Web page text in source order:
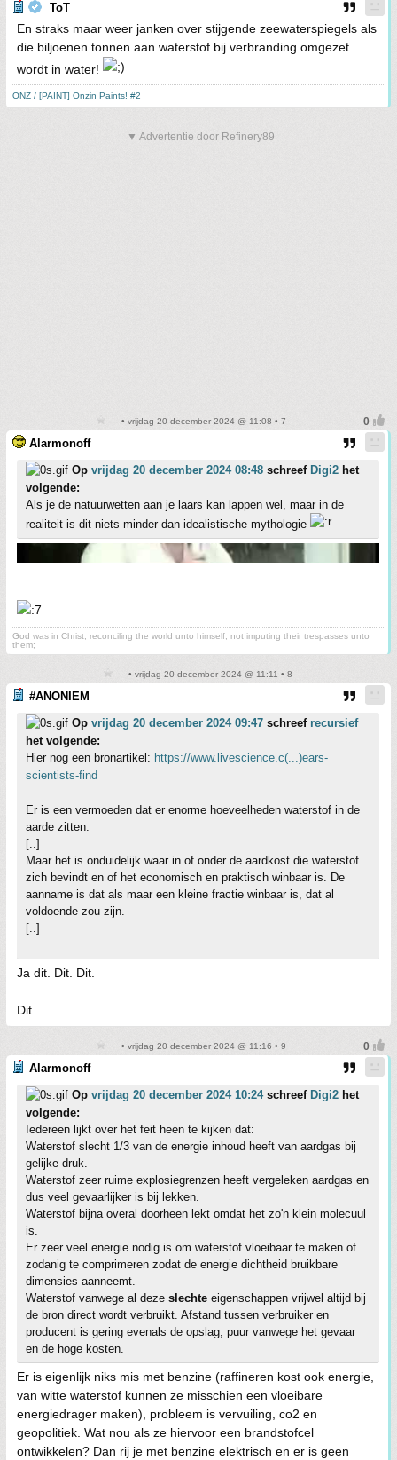
ToT
En straks maar weer janken over stijgende zeewaterspiegels als
die biljoenen tonnen aan waterstof bij verbranding omgezet
wordt in water!
ONZ / [PAINT] Onzin Paints! #2
▼ Advertentie door Refinery89
• vrijdag 20 december 2024 @ 11:08 • 7
Alarmonoff
Op vrijdag 20 december 2024 08:48 schreef Digi2 het
volgende:
Als je de natuurwetten aan je laars kan lappen wel, maar in de
realiteit is dit niets minder dan idealistische mythologie
God was in Christ, reconciling the world unto himself, not imputing their trespasses unto
them;
• vrijdag 20 december 2024 @ 11:11 • 8
#ANONIEM
Op vrijdag 20 december 2024 09:47 schreef recursief
het volgende:
Hier nog een bronartikel: https://www.livescience.c(...)ears-
scientists-find
Er is een vermoeden dat er enorme hoeveelheden waterstof in de
aarde zitten:
[..]
Maar het is onduidelijk waar in of onder de aardkost die waterstof
zich bevindt en of het economisch en praktisch winbaar is. De
aanname is dat als maar een kleine fractie winbaar is, dat al
voldoende zou zijn.
[..]
Ja dit. Dit. Dit.
Dit.
• vrijdag 20 december 2024 @ 11:16 • 9
Alarmonoff
Op vrijdag 20 december 2024 10:24schreef Digi2 het
volgende:
Iedereen lijkt over het feit heen te kijken dat:
Waterstof slecht 1/3 van de energie inhoud heeft van aardgas bij
gelijke druk.
Waterstof zeer ruime explosiegrenzen heeft vergeleken aardgas en
dus veel gevaarlijker is bij lekken.
Waterstof bijna overal doorheen lekt omdat het zo'n klein molecuul
is.
Er zeer veel energie nodig is om waterstof vloeibaar te maken of
zodanig te comprimeren zodat de energie dichtheid bruikbare
dimensies aanneemt.
Waterstof vanwege al deze slechte eigenschappen vrijwel altijd bij
de bron direct wordt verbruikt. Afstand tussen verbruiker en
producent is gering evenals de opslag, puur vanwege het gevaar
en de hoge kosten.
Er is eigenlijk niks mis met benzine (raffineren kost ook energie,
van witte waterstof kunnen ze misschien een vloeibare
energiedrager maken), probleem is vervuiling, co2 en
geopolitiek. Wat nou als ze hiervoor een brandstofcel
ontwikkelen? Dan rij je met benzine elektrisch en er is geen